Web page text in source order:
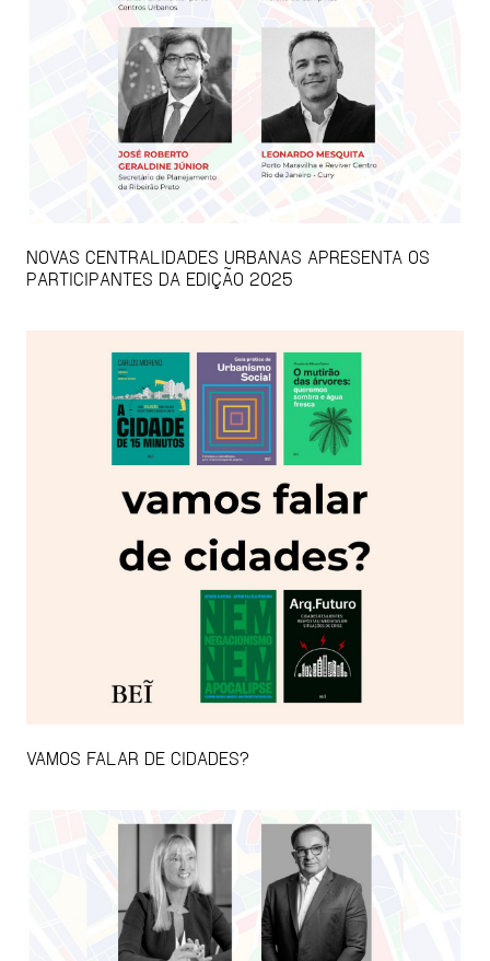
NOVAS CENTRALIDADES URBANAS APRESENTA OS
PARTICIPANTES DA EDIÇÃO 2025
VAMOS FALAR DE CIDADES?